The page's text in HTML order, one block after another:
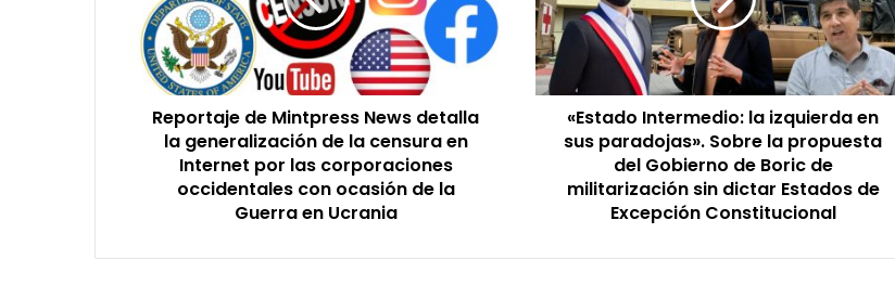
generalización
de
censura
Internet
Reportaje de Mintpress News detalla
la generalización de la censura en
Internet por las corporaciones
occidentales con ocasión de la
Guerra en Ucrania
sus
paradojas».
Sobre
la
propuesta
«Estado Intermedio: la izquierda en
sus paradojas». Sobre la propuesta
del Gobierno de Boric de
militarización sin dictar Estados de
Excepción Constitucional